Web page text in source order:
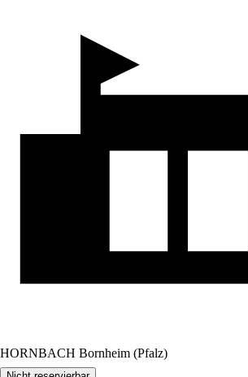
HORNBACH Bornheim (Pfalz)